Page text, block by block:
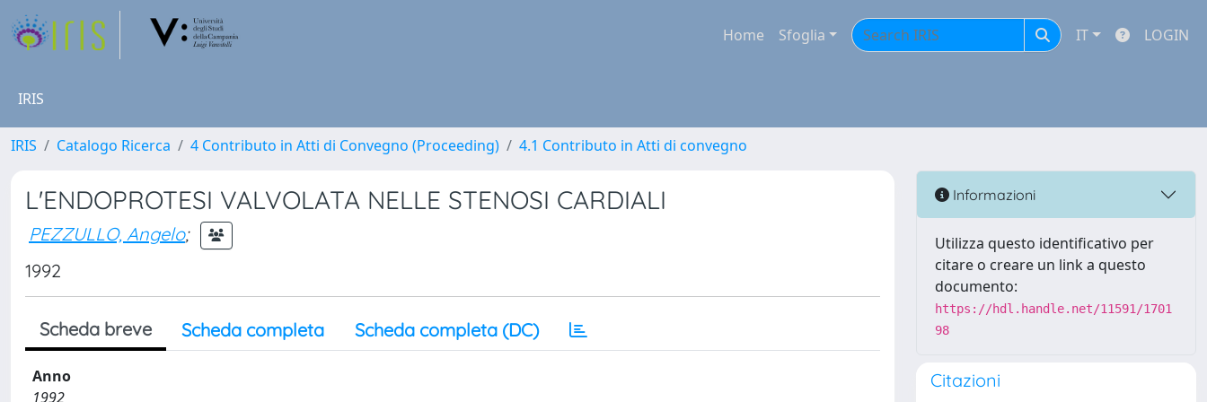
Home Sfoglia IT LOGIN
IRIS
IRIS Catalogo Ricerca 4 Contributo in Atti di Convegno (Proceeding) 4.1 Contributo in Atti di convegno
L'ENDOPROTESI VALVOLATA NELLE STENOSI CARDIALI
PEZZULLO, Angelo;
1992
Scheda breve Scheda completa Scheda completa (DC)
Anno
1992
Informazioni
Utilizza questo identificativo per
citare o creare un link a questo
documento:
https://hdl.handle.net/11591/1701
98
Citazioni